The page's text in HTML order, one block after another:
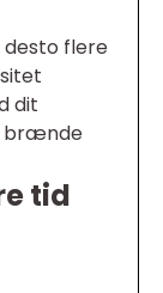
desto flere
dit
brænde
tid